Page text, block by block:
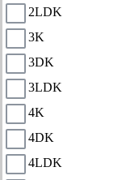
2LDK
3K
3DK
3LDK
4K
4DK
4LDK